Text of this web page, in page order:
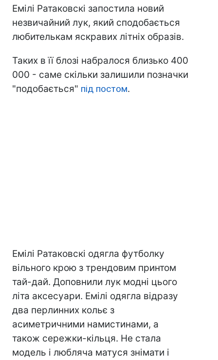
Емілі Ратаковскі запостила новий
незвичайний лук, який сподобається
любителькам яскравих літніх образів.
Таких в її блозі набралося близько 400
000 - саме скільки залишили позначки
"подобається" під постом.
Емілі Ратаковскі одягла футболку
вільного крою з трендовим принтом
тай-дай. Доповнили лук модні цього
літа аксесуари. Емілі одягла відразу
два перлинних кольє з
асиметричними намистинами, а
також сережки-кільця. Не стала
модель і любляча матуся знімати і